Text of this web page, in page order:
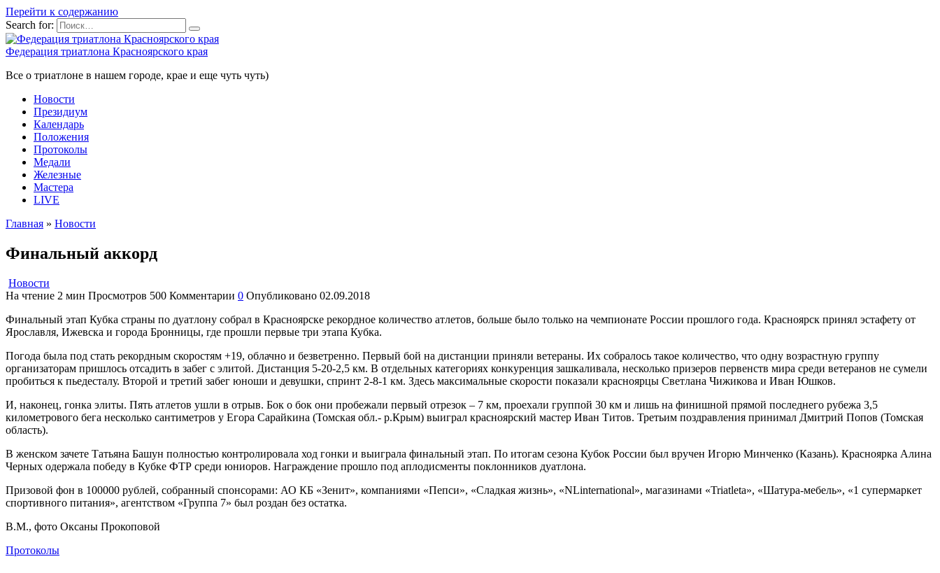
Перейти к содержанию
Search for:
Федерация триатлона Красноярского края
Все о триатлоне в нашем городе, крае и еще чуть чуть)
Новости
Президиум
Календарь
Положения
Протоколы
Медали
Железные
Мастера
LIVE
Главная » Новости
Финальный аккорд
Новости
На чтение 2 мин Просмотров 500 Комментарии 0 Опубликовано 02.09.2018
Финальный этап Кубка страны по дуатлону собрал в Красноярске рекордное количество атлетов, больше было только на чемпионате России прошлого года. Красноярск принял эстафету от
Ярославля, Ижевска и города Бронницы, где прошли первые три этапа Кубка.
Погода была под стать рекордным скоростям +19, облачно и безветренно. Первый бой на дистанции приняли ветераны. Их собралось такое количество, что одну возрастную группу
организаторам пришлось отсадить в забег с элитой. Дистанция 5-20-2,5 км. В отдельных категориях конкуренция зашкаливала, несколько призеров первенств мира среди ветеранов не сумели
пробиться к пьедесталу. Второй и третий забег юноши и девушки, спринт 2-8-1 км. Здесь максимальные скорости показали красноярцы Светлана Чижикова и Иван Юшков.
И, наконец, гонка элиты. Пять атлетов ушли в отрыв. Бок о бок они пробежали первый отрезок – 7 км, проехали группой 30 км и лишь на финишной прямой последнего рубежа 3,5
километрового бега несколько сантиметров у Егора Сарайкина (Томская обл.- р.Крым) выиграл красноярский мастер Иван Титов. Третьим поздравления принимал Дмитрий Попов (Томская
область).
В женском зачете Татьяна Башун полностью контролировала ход гонки и выиграла финальный этап. По итогам сезона Кубок России был вручен Игорю Минченко (Казань). Красноярка Алина
Черных одержала победу в Кубке ФТР среди юниоров. Награждение прошло под аплодисменты поклонников дуатлона.
Призовой фон в 100000 рублей, собранный спонсорами: АО КБ «Зенит», компаниями «Пепси», «Сладкая жизнь», «NLinternational», магазинами «Triatleta», «Шатура-мебель», «1 супермаркет
спортивного питания», агентством «Группа 7» был роздан без остатка.
В.М., фото Оксаны Прокоповой
Протоколы